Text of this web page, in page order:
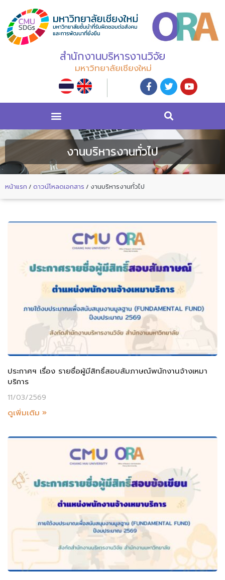
สำนักงานบริหารงานวิจัย
มหาวิทยาลัยเชียงใหม่
งานบริหารงานทั่วไป
หน้าแรก / ดาวน์โหลดเอกสาร / งานบริหารงานทั่วไป
ประกาศฯ เรื่อง รายชื่อผู้มีสิทธิ์สอบสัมภาษณ์พนักงานจ้างเหมา
บริการ
11/03/2569
ดูเพิ่มเติม »